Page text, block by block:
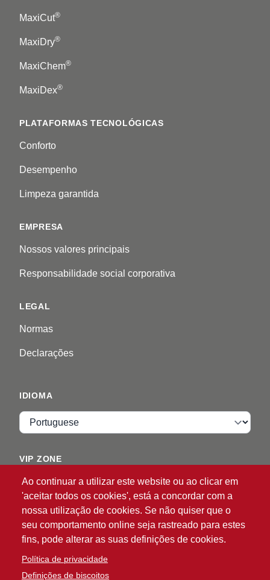
MaxiCut®
MaxiDry®
MaxiChem®
MaxiDex®
PLATAFORMAS TECNOLÓGICAS
Conforto
Desempenho
Limpeza garantida
EMPRESA
Nossos valores principais
Responsabilidade social corporativa
LEGAL
Normas
Declarações
Ao continuar a utilizar este website ou ao clicar em
'aceitar todos os cookies', está a concordar com a
nossa utilização de cookies. Se não quiser que o
seu comportamento online seja rastreado para estes
fins, pode alterar as suas definições de cookies.
Política de privacidade
Definições de biscoitos
IDIOMA
Idioma
VIP ZONE
Entrar
®